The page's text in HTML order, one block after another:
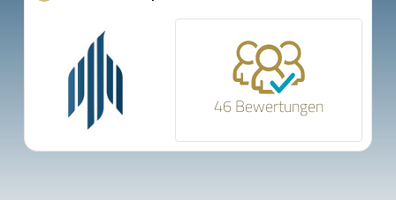
46 Bewertungen